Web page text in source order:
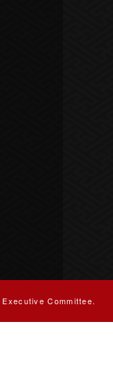
Committee.